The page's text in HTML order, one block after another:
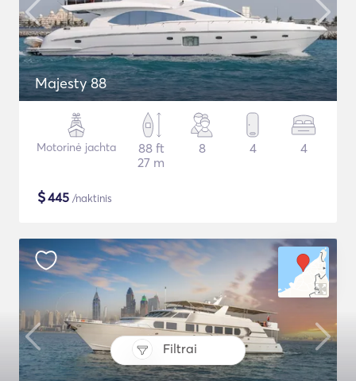
Filtrai
Majesty 88
Motorinė jachta
88 ft
27 m
8 4 4
$445 /naktinis